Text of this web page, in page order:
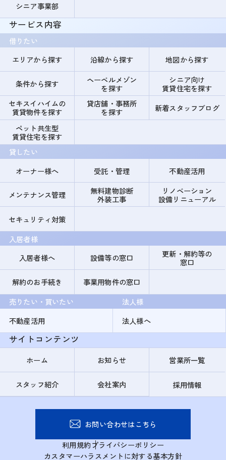
シニア事業部
サービス内容
借りたい
エリアから探す
沿線から探す 地図から探す
条件から探す
ヘーベルメゾン
を探す
シニア向け
賃貸住宅を探す
セキスイハイムの
賃貸物件を探す
貸店舗・事務所
を探す
新着スタッフブログ
ペット共生型
賃貸住宅を探す
貸したい
オーナー様へ
受託・管理 不動産活用
メンテナンス管理
無料建物診断
外装工事
リノベーション
設備リニューアル
セキュリティ対策
入居者様
入居者様へ
設備等の窓口
更新・解約等の
窓口
解約のお手続き
事業用物件の窓口
売りたい・買いたい
不動産活用
法人様
法人様へ
サイトコンテンツ
ホーム お知らせ 営業所一覧
スタッフ紹介 会社案内 採用情報
お問い合わせはこちら
利用規約プライバシーポリシー
カスタマーハラスメントに対する基本方針